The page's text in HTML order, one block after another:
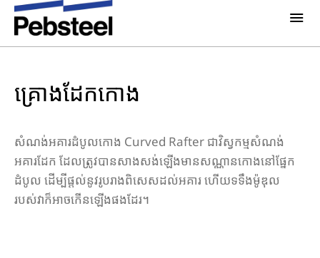
ហេតុអ្វីជ្រើសរើសយក​ Pebsteel
ដំណោះស្រាយ
ប្រព័ន្ធ គ្រឿងបង្គុំអាគារ
ផលិតផល
គម្រោង
ប្រព័ន្ធផ្សព្វផ្សាយ
ព័តមាន
ផ្ទះ/ដំណោះស្រាយ/ផលិតផល
ស្តង់ដារនៃប្រព័ន្ធគ្រឿងបង្គុំ/គ្រោងដែកកោង
គ្រោងដែកកោង
សំណង់អគារដំបូលកោង Curved Rafter ជាវិស្វកម្មសំណង់
អគារដែក ដែលត្រូវបានសាងសង់ឡើងមានសណ្ណានកោងនៅផ្នែក
ដំបូល ដើម្បីផ្តល់នូវរូបរាងពិសេសដល់អគារ ហើយទទឹងម៉ូឌុល
របស់វាក៏អាចកើនឡើងផងដែរ។